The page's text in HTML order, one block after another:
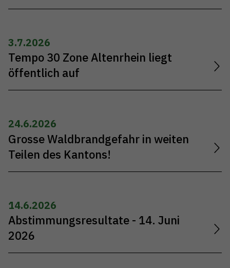
3.7.2026
Tempo 30 Zone Altenrhein liegt
öffentlich auf
24.6.2026
Grosse Waldbrandgefahr in weiten
Teilen des Kantons!
14.6.2026
Abstimmungsresultate - 14. Juni
2026